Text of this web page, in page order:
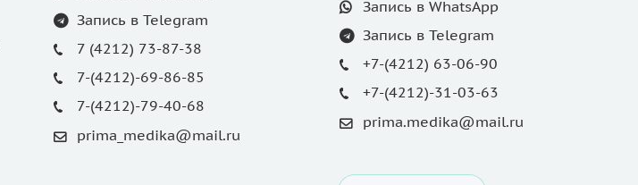
Запись в Telegram
7 (4212) 73-87-38
7-(4212)-69-86-85
7-(4212)-79-40-68
prima_medika@mail.ru
Запись в WhatsApp
Запись в Telegram
+7-(4212) 63-06-90
+7-(4212)-31-03-63
prima.medika@mail.ru